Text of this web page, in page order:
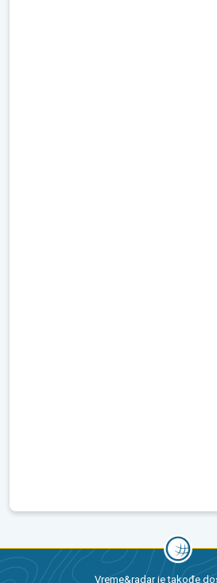
Vreme&radar je takođe